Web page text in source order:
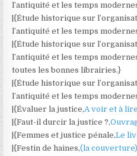
l’antiquité et les temps
|{Étude historique sur
l’antiquité et les temps
|{Étude historique sur
l’antiquité et les temps
toutes les bonnes librairies.}
|{Étude historique sur
l’antiquité et les temps
|{Évaluer la justice,A voir et à
|{Faut-il durcir la justice ?,
|{Femmes et justice pénale,Le
|{Festin de haines,(la